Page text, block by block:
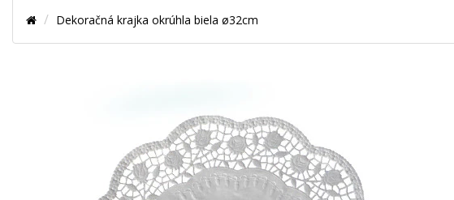
Dekoračná krajka okrúhla biela ø32cm